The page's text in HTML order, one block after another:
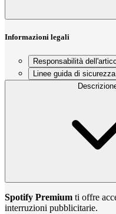
Informazioni legali
Responsabilità
Linee guida di sicurezza
Spotify Premium ti offre
interruzioni pubblicitarie.